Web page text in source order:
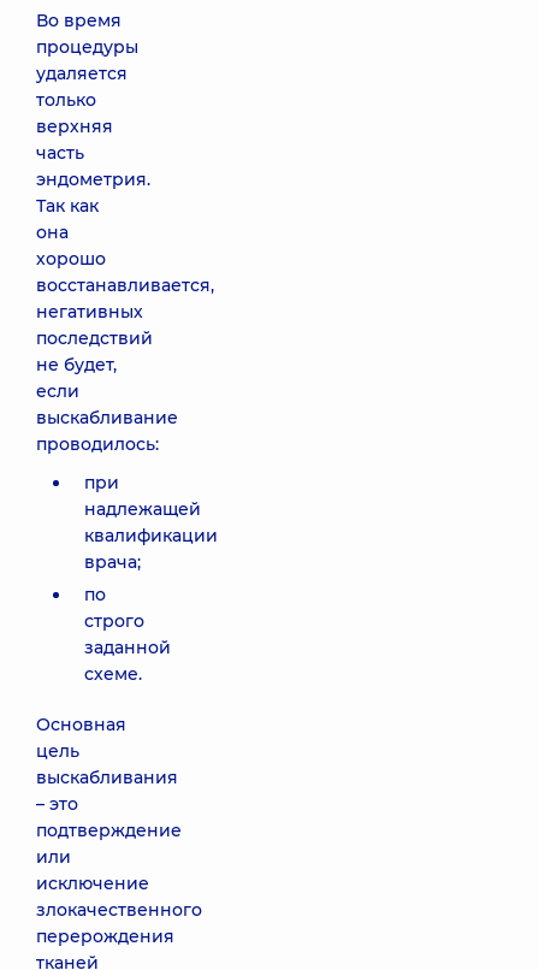
Во время
процедуры
удаляется
только
верхняя
часть
эндометрия.
Так как
она
хорошо
восстанавливается,
негативных
последствий
не будет,
если
выскабливание
проводилось:
при
надлежащей
квалификации
врача;
по
строго
заданной
схеме.
Основная
цель
выскабливания
– это
подтверждение
или
исключение
злокачественного
перерождения
тканей